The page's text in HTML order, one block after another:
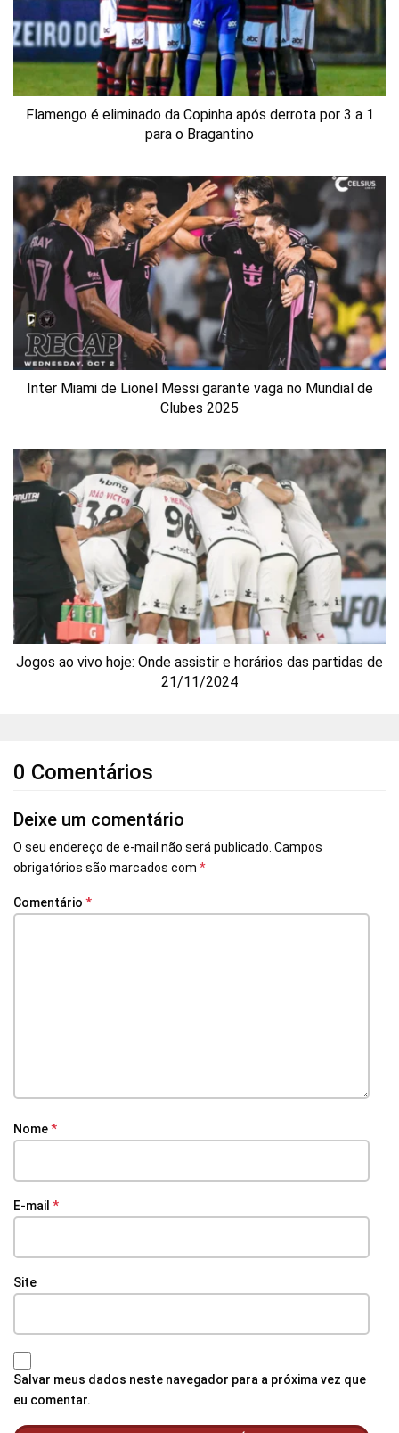
Flamengo é eliminado da Copinha após derrota por 3 a 1
para o Bragantino
Inter Miami de Lionel Messi garante vaga no Mundial de
Clubes 2025
Jogos ao vivo hoje: Onde assistir e horários das partidas de
21/11/2024
0 Comentários
Deixe um comentário
O seu endereço de e-mail não será publicado. Campos
obrigatórios são marcados com *
Comentário *
Nome*
E-mail *
Site
Salvar meus dados neste navegador para a próxima vez que
eu comentar.